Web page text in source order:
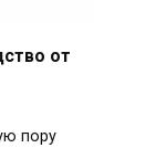
от
пору